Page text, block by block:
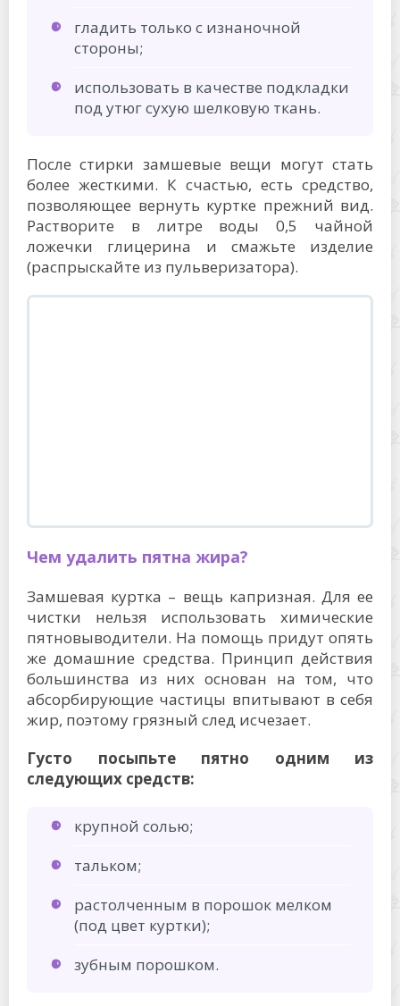
гладить только с изнаночной
стороны;
использовать в качестве подкладки
под утюг сухую шелковую ткань.
После стирки замшевые вещи могут стать
более жесткими. К счастью, есть средство,
позволяющее вернуть куртке прежний вид.
Растворите в литре воды 0,5 чайной
ложечки глицерина и смажьте изделие
(распрыскайте из пульверизатора).
Чем удалить пятна жира?
Замшевая куртка – вещь капризная. Для ее
чистки нельзя использовать химические
пятновыводители. На помощь придут опять
же домашние средства. Принцип действия
большинства из них основан на том, что
абсорбирующие частицы впитывают в себя
жир, поэтому грязный след исчезает.
Густо посыпьте пятно одним из
следующих средств:
крупной солью;
тальком;
растолченным в порошок мелком
(под цвет куртки);
зубным порошком.